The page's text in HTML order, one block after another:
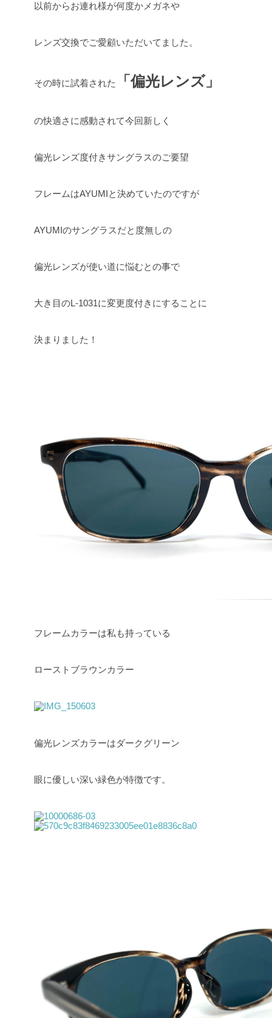
以前からお連れ様が何度かメガネや
レンズ交換でご愛顧いただいてました。
その時に試着された 「偏光レンズ」
の快適さに感動されて今回新しく
偏光レンズ度付きサングラスのご要望
フレームはAYUMIと決めていたのですが
AYUMIのサングラスだと度無しの
偏光レンズが使い道に悩むとの事で
大き目のL-1031に変更度付きにすることに
決まりました！
フレームカラーは私も持っている
ローストブラウンカラー
偏光レンズカラーはダークグリーン
眼に優しい深い緑色が特徴です。